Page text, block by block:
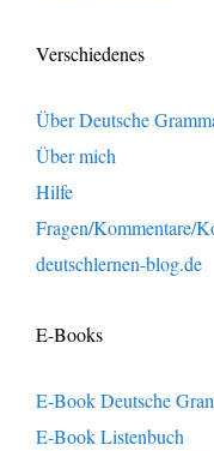
Verschiedenes
Über Deutsche
Über mich
Hilfe
Fragen/Kommentare/
deutschlernen-blog.de
E-Books
E-Book Deutsche
E-Book Listenbuch